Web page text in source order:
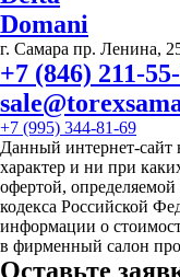
Domani
г. Самара пр. Ленина,
+7 (846) 211-
+7 (995) 344-81-69
Данный интернет-
характер и ни при
офертой,
кодекса Российской
информации о
в фирменный салон
Оставьте